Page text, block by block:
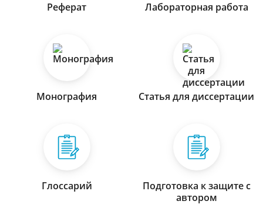
Реферат Лабораторная работа
Монография Статья для диссертации
Глоссарий
Подготовка к защите с
автором